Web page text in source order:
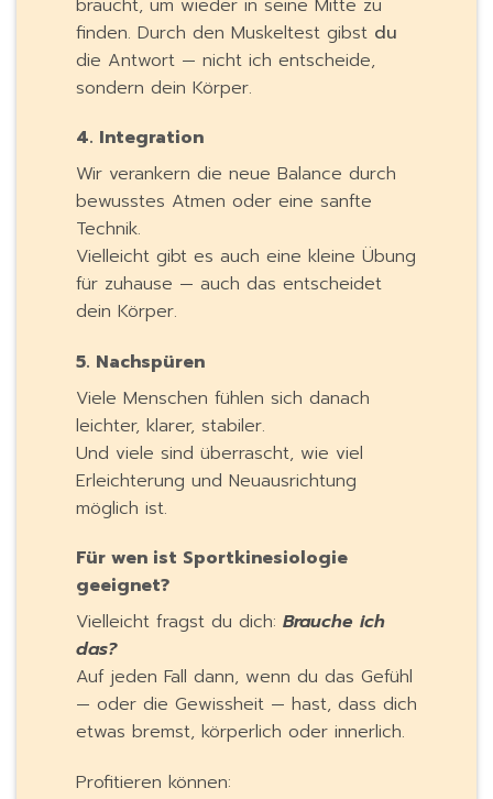
finden. Durch den Muskeltest gibst du
die Antwort — nicht ich entscheide,
sondern dein Körper.
4. Integration
Wir verankern die neue Balance durch
bewusstes Atmen oder eine sanfte
Technik.
Vielleicht gibt es auch eine kleine Übung
für zuhause — auch das entscheidet
dein Körper.
5. Nachspüren
Viele Menschen fühlen sich danach
leichter, klarer, stabiler.
Und viele sind überrascht, wie viel
Erleichterung und Neuausrichtung
möglich ist.
Für wen ist Sportkinesiologie
geeignet?
Vielleicht fragst du dich: Brauche ich
das?
Auf jeden Fall dann, wenn du das Gefühl
— oder die Gewissheit — hast, dass dich
etwas bremst, körperlich oder innerlich.
Profitieren können: